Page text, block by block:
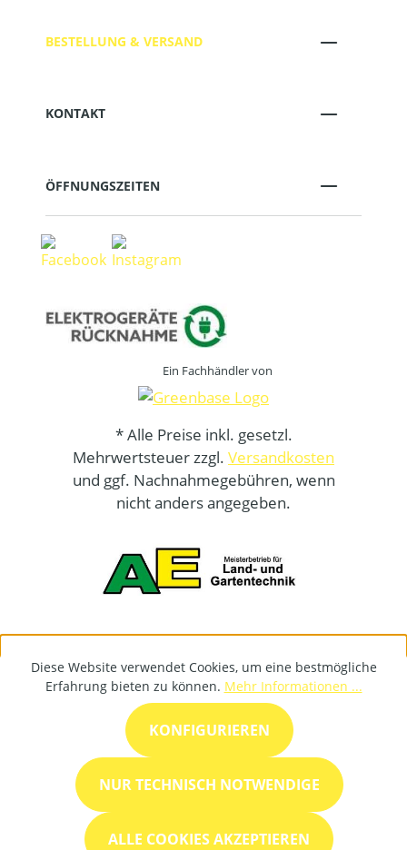
BESTELLUNG & VERSAND
KONTAKT
ÖFFNUNGSZEITEN
Ein Fachhändler von
* Alle Preise inkl. gesetzl.
Mehrwertsteuer zzgl. Versandkosten
und ggf. Nachnahmegebühren, wenn
nicht anders angegeben.
Diese Website verwendet Cookies, um eine bestmögliche
Erfahrung bieten zu können. Mehr Informationen ...
NUR TECHNISCH NOTWENDIGE
KONFIGURIEREN
ALLE COOKIES AKZEPTIEREN